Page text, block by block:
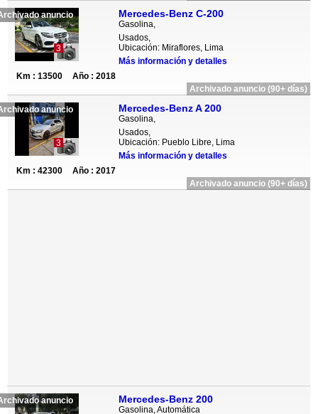
anuncio
3
Mercedes-Benz C-200
Gasolina,
Usados,
Ubicación: Miraflores, Lima
Más información y detalles
Km : 13500
Año : 2018
Archivado anuncio (90+ días)
anuncio
3
Mercedes-Benz A 200
Gasolina,
Usados,
Ubicación: Pueblo Libre, Lima
Más información y detalles
Km : 42300
Año : 2017
Archivado anuncio (90+ días)
anuncio Mercedes-Benz 200
Gasolina, Automática